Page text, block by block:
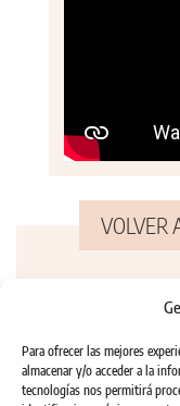
Para ofrecer las mejores
almacenar y/o acceder a la
tecnologías nos permitirá
VOLVER